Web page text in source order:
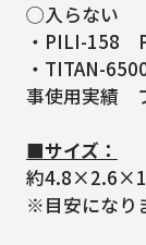
◯入らない
・PILI-158
・TITAN-
事使用実績
■サイズ：
約
※目安になり